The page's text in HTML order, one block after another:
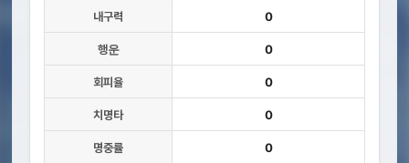
내구력 0
행운 0
회피율 0
치명타 0
명중률 0